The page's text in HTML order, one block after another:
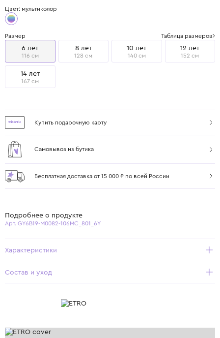
Цвет: мультиколор
Размер Таблица размеров
6 лет
116 см
8 лет
128 см
10 лет
140 см
12 лет
152 см
14 лет
167 см
Купить подарочную карту
Самовывоз из бутика
Бесплатная доставка от 15 000 ₽ по всей России
Подробнее о продукте
Арт. GY6B19-M0082-106MC_801_6Y
Характеристики
Состав и уход